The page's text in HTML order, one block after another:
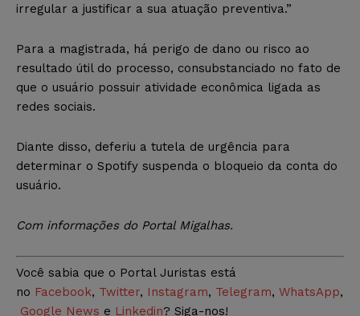
irregular a justificar a sua atuação preventiva.”
Para a magistrada, há perigo de dano ou risco ao
resultado útil do processo, consubstanciado no fato de
que o usuário possuir atividade econômica ligada as
redes sociais.
Diante disso, deferiu a tutela de urgência para
determinar o Spotify suspenda o bloqueio da conta do
usuário.
Com informações do Portal Migalhas.
Você sabia que o Portal Juristas está
no Facebook, Twitter, Instagram, Telegram, WhatsApp,
Google News e Linkedin? Siga-nos!